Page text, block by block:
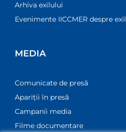
Arhiva exilului
Evenimente IICCMER despre exil
MEDIA
Comunicate de presă
Apariții în presă
Campanii media
Filme documentare